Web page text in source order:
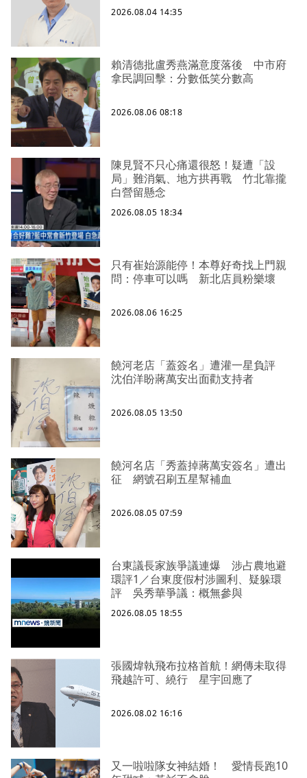
2026.08.04 14:35
賴清德批盧秀燕滿意度落後 中市府
拿民調回擊：分數低笑分數高
2026.08.06 08:18
陳見賢不只心痛還很怒！疑遭「設
局」難消氣、地方拱再戰 竹北靠攏
白營留懸念
2026.08.05 18:34
只有崔始源能停！本尊好奇找上門親
問：停車可以嗎 新北店員粉樂壞
2026.08.06 16:25
饒河老店「蓋簽名」遭灌一星負評
沈伯洋盼蔣萬安出面勸支持者
2026.08.05 13:50
饒河名店「秀蓋掉蔣萬安簽名」遭出
征 網號召刷五星幫補血
2026.08.05 07:59
台東議長家族爭議連爆 涉占農地避
環評1／台東度假村涉圖利、疑躲環
評 吳秀華爭議：概無參與
2026.08.05 18:55
張國煒執飛布拉格首航！網傳未取得
飛越許可、繞行 星宇回應了
2026.08.02 16:16
又一啦啦隊女神結婚！ 愛情長跑10